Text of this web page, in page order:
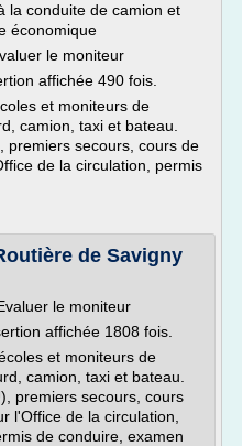
la conduite de camion et
économique
le moniteur
affichée 490 fois.
et moniteurs de
camion, taxi et bateau.
premiers secours, cours de
de la circulation, permis
de Savigny
le moniteur
affichée 1808 fois.
et moniteurs de
camion, taxi et bateau.
premiers secours, cours
l'Office de la circulation,
de conduire, examen